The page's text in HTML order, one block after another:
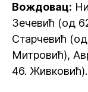
Вождовац:
Зечевић (од
Старчевић
Митровић),
46. Живковић).